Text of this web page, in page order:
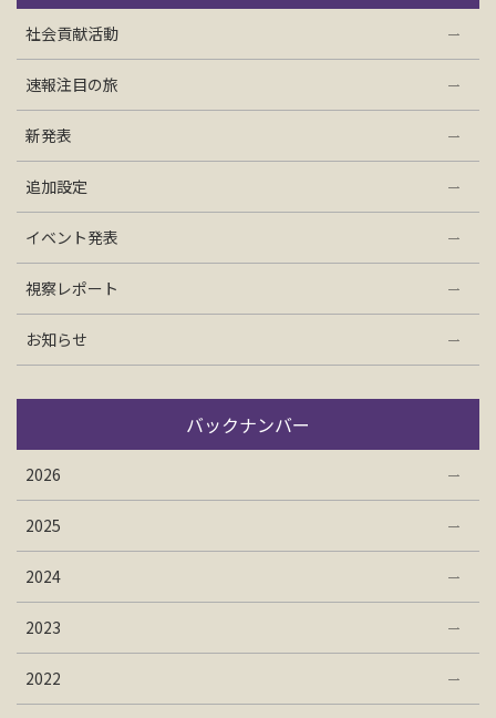
資料請求
検索
社会貢献活動
速報注目の旅
新発表
追加設定
イベント発表
視察レポート
お知らせ
バックナンバー
2026
2025
2024
2023
2022